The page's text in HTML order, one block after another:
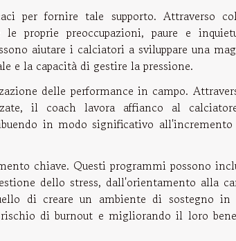
per fornire tale supporto. Attraverso
proprie preoccupazioni, paure e
aiutare i calciatori a sviluppare una
e la capacità di gestire la pressione.
delle performance in campo.
il coach lavora affianco al
in modo significativo all'incremento
chiave. Questi programmi possono
dello stress, dall'orientamento alla
di creare un ambiente di sostegno
di burnout e migliorando il loro